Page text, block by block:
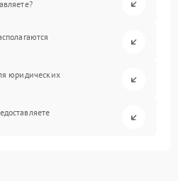
юридических